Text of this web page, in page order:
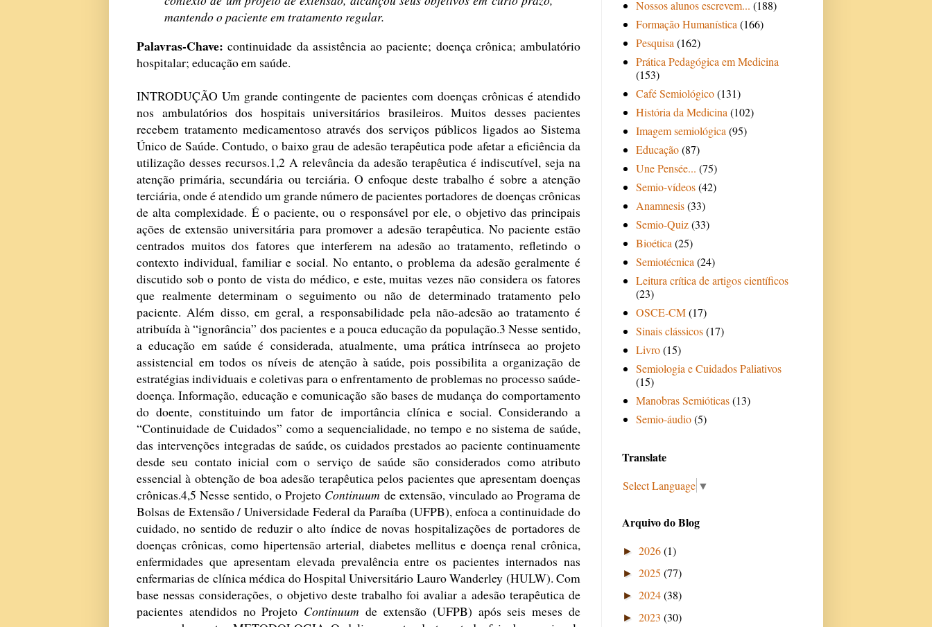
mantendo o paciente em tratamento regular.
Palavras-Chave: continuidade da assistência ao paciente; doença crônica; ambulatório
hospitalar; educação em saúde.
INTRODUÇÃO Um grande contingente de pacientes com doenças crônicas é atendido
nos ambulatórios dos hospitais universitários brasileiros. Muitos desses pacientes
recebem tratamento medicamentoso através dos serviços públicos ligados ao Sistema
Único de Saúde. Contudo, o baixo grau de adesão terapêutica pode afetar a eficiência da
utilização desses recursos.1,2 A relevância da adesão terapêutica é indiscutível, seja na
atenção primária, secundária ou terciária. O enfoque deste trabalho é sobre a atenção
terciária, onde é atendido um grande número de pacientes portadores de doenças crônicas
de alta complexidade. É o paciente, ou o responsável por ele, o objetivo das principais
ações de extensão universitária para promover a adesão terapêutica. No paciente estão
centrados muitos dos fatores que interferem na adesão ao tratamento, refletindo o
contexto individual, familiar e social. No entanto, o problema da adesão geralmente é
discutido sob o ponto de vista do médico, e este, muitas vezes não considera os fatores
que realmente determinam o seguimento ou não de determinado tratamento pelo
paciente. Além disso, em geral, a responsabilidade pela não-adesão ao tratamento é
atribuída à “ignorância” dos pacientes e a pouca educação da população.3 Nesse sentido,
a educação em saúde é considerada, atualmente, uma prática intrínseca ao projeto
assistencial em todos os níveis de atenção à saúde, pois possibilita a organização de
estratégias individuais e coletivas para o enfrentamento de problemas no processo saúde-
doença. Informação, educação e comunicação são bases de mudança do comportamento
do doente, constituindo um fator de importância clínica e social. Considerando a
“Continuidade de Cuidados” como a sequencialidade, no tempo e no sistema de saúde,
das intervenções integradas de saúde, os cuidados prestados ao paciente continuamente
desde seu contato inicial com o serviço de saúde são considerados como atributo
essencial à obtenção de boa adesão terapêutica pelos pacientes que apresentam doenças
crônicas.4,5 Nesse sentido, o Projeto Continuum de extensão, vinculado ao Programa de
Bolsas de Extensão / Universidade Federal da Paraíba (UFPB), enfoca a continuidade do
cuidado, no sentido de reduzir o alto índice de novas hospitalizações de portadores de
doenças crônicas, como hipertensão arterial, diabetes mellitus e doença renal crônica,
enfermidades que apresentam elevada prevalência entre os pacientes internados nas
enfermarias de clínica médica do Hospital Universitário Lauro Wanderley (HULW). Com
base nessas considerações, o objetivo deste trabalho foi avaliar a adesão terapêutica de
pacientes atendidos no Projeto Continuum de extensão (UFPB) após seis meses de
Nossos alunos escrevem... (188)
Formação Humanística (166)
Pesquisa (162)
Prática Pedagógica em Medicina
(153)
Café Semiológico(131)
História da Medicina (102)
Imagem semiológica (95)
Educação(87)
Une Pensée... (75)
Semio-vídeos(42)
Anamnesis(33)
Semio-Quiz(33)
Bioética (25)
Semiotécnica (24)
Leitura crítica de artigos científicos
(23)
OSCE-CM(17)
Sinais clássicos(17)
Livro(15)
Semiologia e Cuidados Paliativos
(15)
Manobras Semióticas(13)
Semio-áudio(5)
Translate
Select Language ▼
Arquivo do Blog
► 2026(1)
► 2025 (77)
► 2024(38)
► 2023 (30)